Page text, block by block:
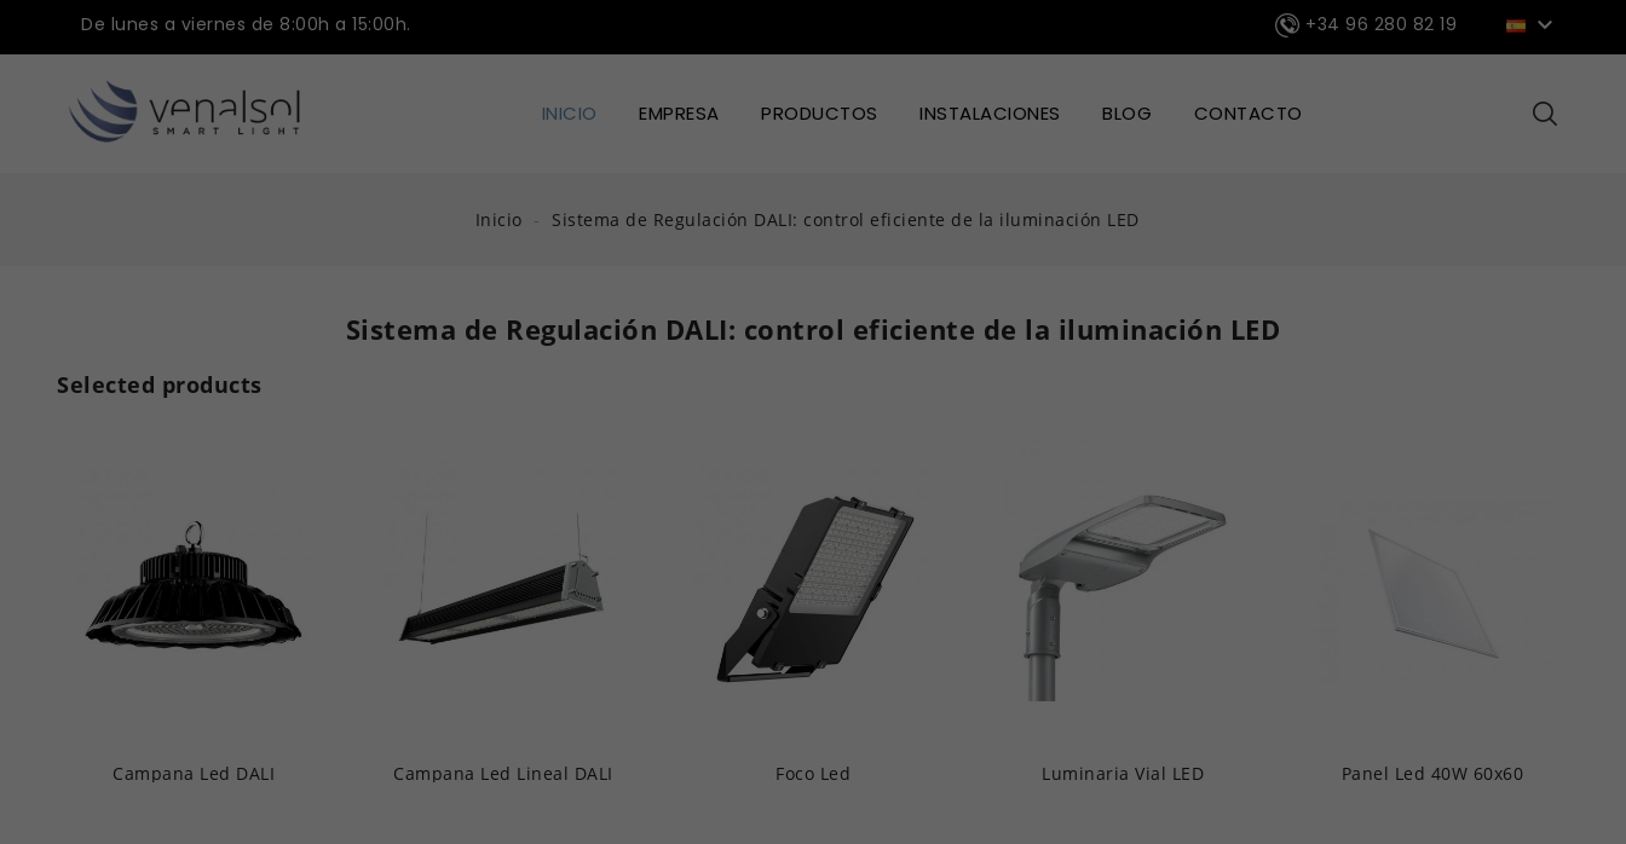
De lunes a viernes de 8:00h a 15:00h. +34 96 280 82 19 
INICIO EMPRESA PRODUCTOS INSTALACIONES BLOG CONTACTO
Inicio Sistema de Regulación DALI: control eficiente de la iluminación LED
Sistema de Regulación DALI: control eficiente de la iluminación LED
Selected products
Campana Led DALI Campana Led Lineal DALI Foco Led Luminaria Vial LED Panel Led 40W 60x60